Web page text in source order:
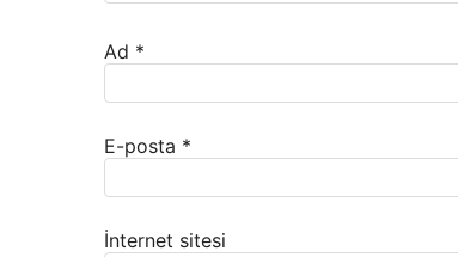
Ad *
E-posta *
İnternet sitesi